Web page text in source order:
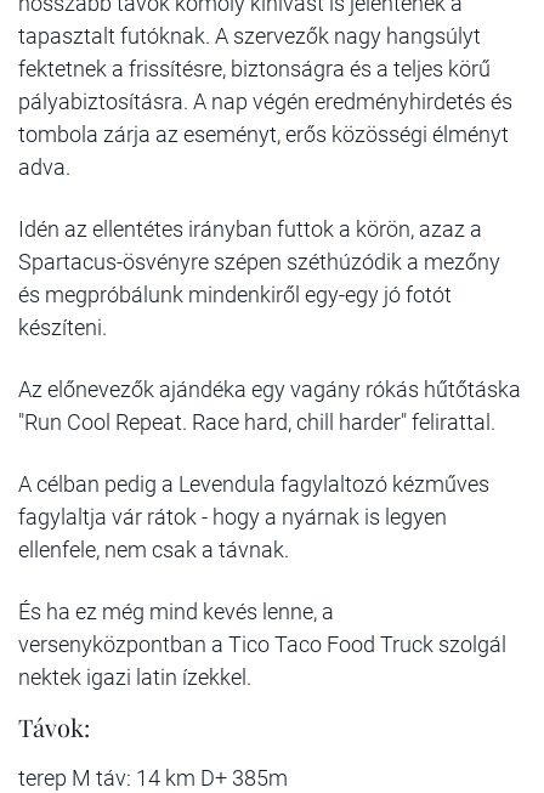
tapasztalt futóknak. A szervezők nagy hangsúlyt
fektetnek a frissítésre, biztonságra és a teljes körű
pályabiztosításra. A nap végén eredményhirdetés és
tombola zárja az eseményt, erős közösségi élményt
adva.
Idén az ellentétes irányban futtok a körön, azaz a
Spartacus-ösvényre szépen széthúzódik a mezőny
és megpróbálunk mindenkiről egy-egy jó fotót
készíteni.
Az előnevezők ajándéka egy vagány rókás hűtőtáska
"Run Cool Repeat. Race hard, chill harder" felirattal.
A célban pedig a Levendula fagylaltozó kézműves
fagylaltja vár rátok - hogy a nyárnak is legyen
ellenfele, nem csak a távnak.
És ha ez még mind kevés lenne, a
versenyközpontban a Tico Taco Food Truck szolgál
nektek igazi latin ízekkel.
Távok:
terep M táv: 14 km D+ 385m